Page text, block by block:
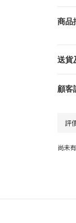
商品
送貨
顧客
尚未